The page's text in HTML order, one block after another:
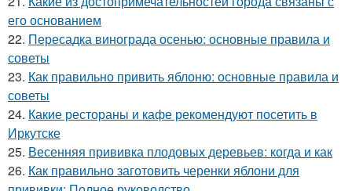
его основанием
22. Пересадка винограда осенью: основные правила и
советы
23. Как правильно привить яблоню: основные правила и
советы
24. Какие рестораны и кафе рекомендуют посетить в
Иркутске
25. Весенняя прививка плодовых деревьев: когда и как
26. Как правильно заготовить черенки яблони для